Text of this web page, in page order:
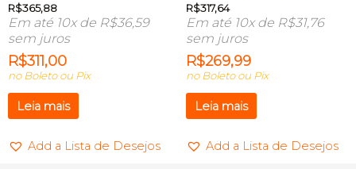
R$365,88
Em até 10x de R$36,59
sem juros
R$311,00
no Boleto ou Pix
Leia mais
Add a Lista de Desejos
R$317,64
Em até 10x de R$31,76
sem juros
R$269,99
no Boleto ou Pix
Leia mais
Add a Lista de Desejos